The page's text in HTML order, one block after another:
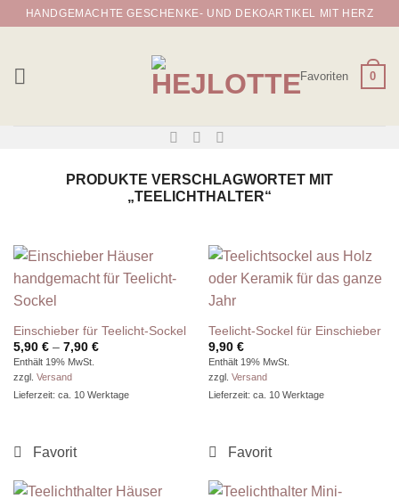
ZumHANDGEMACHTE GESCHENKE- UND DEKOARTIKEL MIT HERZ
Favoriten 0
PRODUKTE VERSCHLAGWORTET MIT
„TEELICHTHALTER“
Einschieber für Teelicht-Sockel
5,90 € – 7,90 €Preisspanne:
Enthält 19% MwSt.
zzgl. Versand
Lieferzeit: ca. 10 Werktage
Teelicht-Sockel für Einschieber
9,90 €
Enthält 19% MwSt.
zzgl. Versand
Lieferzeit: ca. 10 Werktage